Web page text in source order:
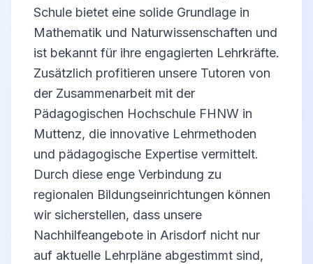
Schule bietet eine solide Grundlage in
Mathematik und Naturwissenschaften und
ist bekannt für ihre engagierten Lehrkräfte.
Zusätzlich profitieren unsere Tutoren von
der Zusammenarbeit mit der
Pädagogischen Hochschule FHNW in
Muttenz, die innovative Lehrmethoden
und pädagogische Expertise vermittelt.
Durch diese enge Verbindung zu
regionalen Bildungseinrichtungen können
wir sicherstellen, dass unsere
Nachhilfeangebote in Arisdorf nicht nur
auf aktuelle Lehrpläne abgestimmt sind,